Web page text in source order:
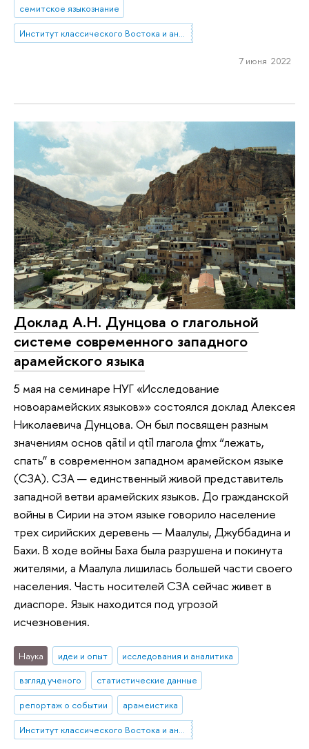
семитское языкознание
Институт классического Востока и античности
7 июня 2022
Доклад А.Н. Дунцова о глагольной
системе современного западного
арамейского языка
5 мая на семинаре НУГ «Исследование
новоарамейских языков»» состоялся доклад Алексея
Николаевича Дунцова. Он был посвящен разным
значениям основ qātil и qtīl глагола ḏmx “лежать,
спать” в современном западном арамейском языке
(СЗА). СЗА — единственный живой представитель
западной ветви арамейских языков. До гражданской
войны в Сирии на этом языке говорило население
трех сирийских деревень — Маалулы, Джуббадина и
Бахи. В ходе войны Баха была разрушена и покинута
жителями, а Маалула лишилась большей части своего
населения. Часть носителей СЗА сейчас живет в
диаспоре. Язык находится под угрозой
исчезновения.
Наука идеи и опыт
исследования и аналитика
взгляд ученого
статистические данные
репортаж о событии
арамеистика
Институт классического Востока и античности